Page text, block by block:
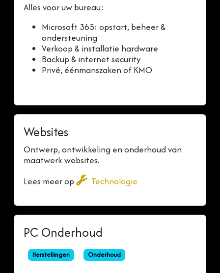
Alles voor uw bureau:
Microsoft 365: opstart, beheer &
ondersteuning
Verkoop & installatie hardware
Backup & internet security
Privé, éénmanszaken of KMO
Websites
Ontwerp, ontwikkeling en onderhoud van
maatwerk websites.
Lees meer op
Technologie
PC Onderhoud
Herstellingen Onderhoud